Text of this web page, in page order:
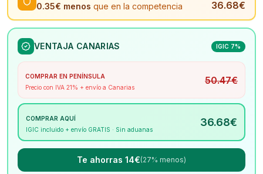
0.35€ menos que en la competencia 36.68€
VENTAJA CANARIAS IGIC 7%
COMPRAR EN PENÍNSULA
Precio con IVA 21% + envío a Canarias
50.47€
COMPRAR AQUÍ
IGIC incluido + envío GRATIS · Sin aduanas
36.68€
Te ahorras 14€(27% menos)